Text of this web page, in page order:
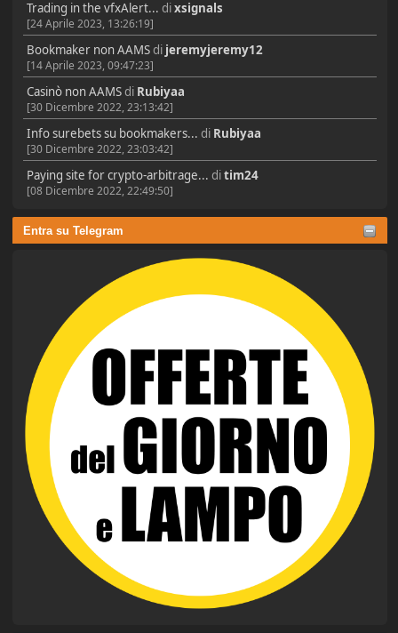
Trading in the vfxAlert... dixsignals
[24 Aprile 2023, 13:26:19]
Bookmaker non AAMSdi jeremyjeremy12
[14 Aprile 2023, 09:47:23]
Casinò non AAMSdi Rubiyaa
[30 Dicembre 2022, 23:13:42]
Info surebets su bookmakers... di Rubiyaa
[30 Dicembre 2022, 23:03:42]
Paying site for crypto-arbitrage... ditim24
[08 Dicembre 2022, 22:49:50]
Entra su Telegram